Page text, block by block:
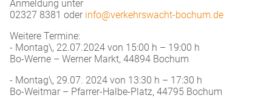
Anmeldung unter
02327 8381 oder info@verkehrswacht-bochum.de
Weitere Termine:
- Montag\, 22.07.2024 von 15:00 h – 19:00 h
Bo-Werne – Werner Markt, 44894 Bochum
- Montag\, 29.07. 2024 von 13:30 h – 17:30 h
Bo-Weitmar – Pfarrer-Halbe-Platz, 44795 Bochum